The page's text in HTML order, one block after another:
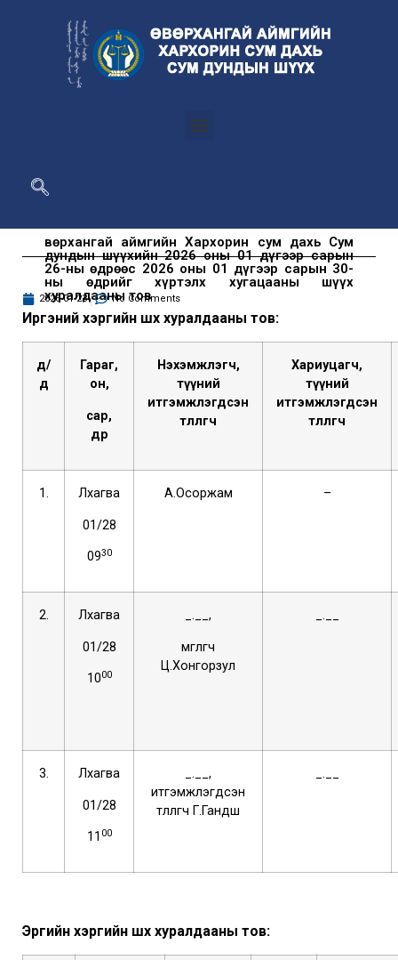
Өвөрхангай аймгийн Хархорин сум дахь Сум
дундын шүүхийн 2026 оны 01 дүгээр сарын
26-ны өдрөөс 2026 оны 01 дүгээр сарын 30-
ны өдрийг хүртэлх хугацааны шүүх
хуралдааны тов
2026-01-23 No Comments
Иргэний хэргийн шүүх хуралдааны тов:
д/
д
Гараг,
он,
сар,
өдөр
Нэхэмжлэгч,
түүний
итгэмжлэгдсэн
төлөөлөгч
Хариуцагч,
түүний
итгэмжлэгдсэн
төлөөлөгч
1. Лхагва
01/28
0930
А.Осоржам –
2. Лхагва
01/28
1000
_.__,
өмгөөлөгч
Ц.Хонгорзул
_.__
3. Лхагва
01/28
11 00
_.__,
итгэмжлэгдсэн
төлөөлөгч Г.Гандөш
_.__
Эрүүгийн хэргийн шүүх хуралдааны тов: